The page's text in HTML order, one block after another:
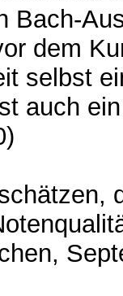
Bach-
dem
selbst
auch